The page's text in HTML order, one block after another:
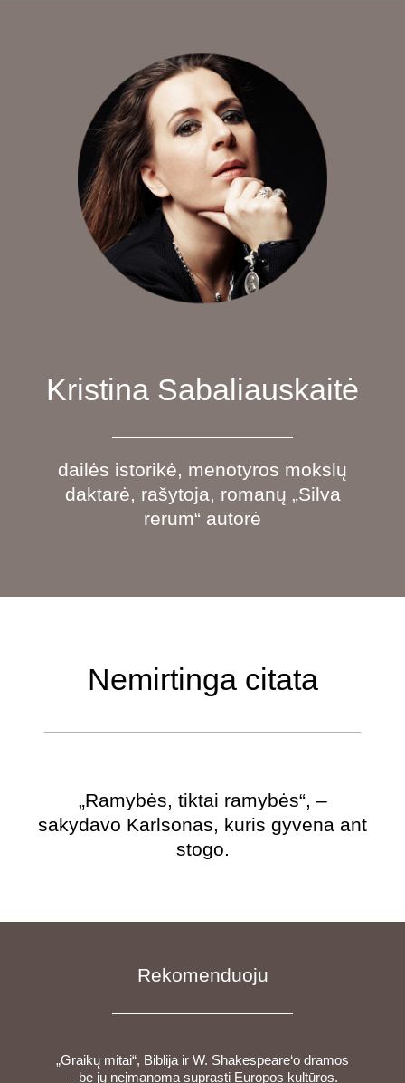
Kristina Sabaliauskaitė
dailės istorikė, menotyros mokslų
daktarė, rašytoja, romanų „Silva
rerum“ autorė
Nemirtinga citata
„Ramybės, tiktai ramybės“, –
sakydavo Karlsonas, kuris gyvena ant
stogo.
Rekomenduoju
„Graikų mitai“, Biblija ir W. Shakespeare‘o dramos
– be jų neįmanoma suprasti Europos kultūros.